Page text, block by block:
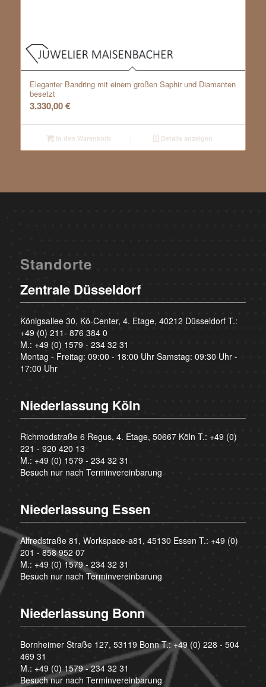
Eleganter Bandring mit einem großen Saphir und Diamanten
besetzt
3.330,00€
In den Warenkorb Details anzeigen
Standorte
Zentrale Düsseldorf
Königsallee 30, Kö-Center, 4. Etage, 40212 Düsseldorf T.:
+49 (0) 211- 876 384 0
M.: +49 (0) 1579 - 234 32 31
Montag - Freitag: 09:00 - 18:00 Uhr Samstag: 09:30 Uhr -
17:00 Uhr
Niederlassung Köln
Richmodstraße 6 Regus, 4. Etage, 50667 Köln T.: +49 (0)
221 - 920 420 13
M.: +49 (0) 1579 - 234 32 31
Besuch nur nach Terminvereinbarung
Niederlassung Essen
Alfredstraße 81, Workspace-a81, 45130 Essen T.: +49 (0)
201 - 858 952 07
M.: +49 (0) 1579 - 234 32 31
Besuch nur nach Terminvereinbarung
Niederlassung Bonn
Bornheimer Straße 127, 53119 Bonn T.:+49 (0) 228 - 504
469 31
M.: +49 (0) 1579 - 234 32 31
Besuch nur nach Terminvereinbarung